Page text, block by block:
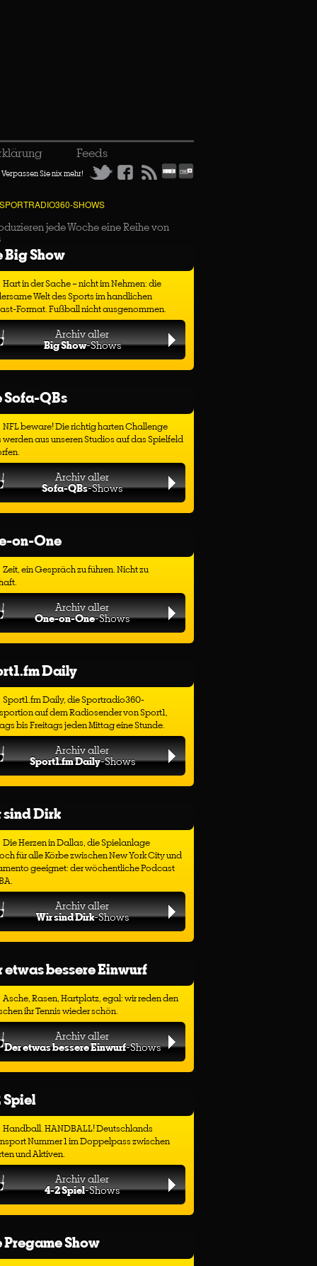
Feeds
Verpassen Sie nix mehr!
SHOWS
jede Woche eine Reihe von
Big Show
Hart in der Sache – nicht im Nehmen: die
Welt des Sports im handlichen
Format. Fußball nicht ausgenommen.
Archiv aller
Big Show-Shows
Sofa-QBs
NFL beware! Die richtig harten Challenge
werden aus unseren Studios auf das Spielfeld
Archiv aller
Sofa-QBs-Shows
on-One
Zeit, ein Gespräch zu führen. Nicht zu
Archiv aller
One-on-One-Shows
Daily
Sport1.fm Daily, die Sportradio360-
auf dem Radiosender von Sport1,
bis Freitags jeden Mittag eine Stunde.
Archiv aller
Sport1.fm Daily-Shows
sind Dirk
Die Herzen in Dallas, die Spielanlage
für alle Körbe zwischen New York City und
geeignet: der wöchentliche Podcast
Archiv aller
Wir sind Dirk-Shows
etwas bessere Einwurf
Asche, Rasen, Hartplatz, egal: wir reden den
ihr Tennis wieder schön.
Archiv aller
Der etwas bessere Einwurf-Shows
Handball. HANDBALL! Deutschlands
Nummer 1 im Doppelpass zwischen
und Aktiven.
Archiv aller
4-2 Spiel-Shows
Show